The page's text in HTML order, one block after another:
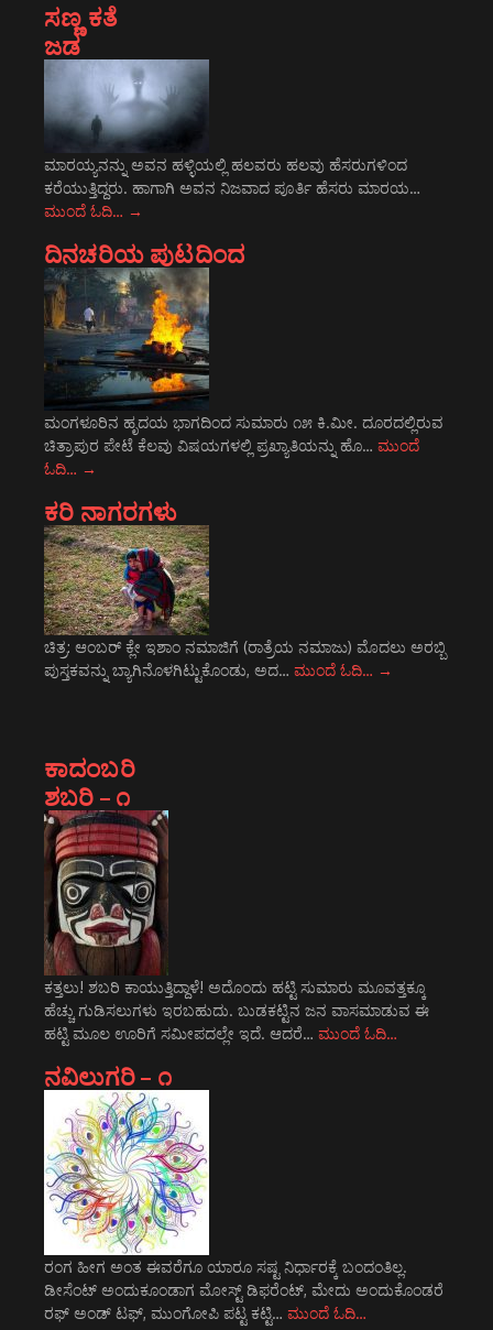
ಸಣ್ಣ ಕತೆ
ಜಡ
ಮಾರಯ್ಯನನ್ನು ಅವನ ಹಳ್ಳಿಯಲ್ಲಿ ಹಲವರು ಹಲವು ಹೆಸರುಗಳಿಂದ
ಕರೆಯುತ್ತಿದ್ದರು. ಹಾಗಾಗಿ ಅವನ ನಿಜವಾದ ಪೂರ್ತಿ ಹೆಸರು ಮಾರಯ…
ಮುಂದೆ ಓದಿ… →
ದಿನಚರಿಯ ಪುಟದಿಂದ
ಮಂಗಳೂರಿನ ಹೃದಯ ಭಾಗದಿಂದ ಸುಮಾರು ೧೫ ಕಿ.ಮೀ. ದೂರದಲ್ಲಿರುವ
ಚಿತ್ರಾಪುರ ಪೇಟೆ ಕೆಲವು ವಿಷಯಗಳಲ್ಲಿ ಪ್ರಖ್ಯಾತಿಯನ್ನು ಹೊ… ಮುಂದೆ
ಓದಿ… →
ಕರಿ ನಾಗರಗಳು
ಚಿತ್ರ: ಆಂಬರ್‍ ಕ್ಲೇ ಇಶಾಂ ನಮಾಜಿಗೆ (ರಾತ್ರೆಯ ನಮಾಜು) ಮೊದಲು ಅರಬ್ಬಿ
ಪುಸ್ತಕವನ್ನು ಬ್ಯಾಗಿನೊಳಗಿಟ್ಟುಕೊಂಡು, ಅದ… ಮುಂದೆ ಓದಿ… →
ಕಾದಂಬರಿ
ಶಬರಿ – ೧
ಕತ್ತಲು! ಶಬರಿ ಕಾಯುತ್ತಿದ್ದಾಳೆ! ಅದೊಂದು ಹಟ್ಟಿ ಸುಮಾರು ಮೂವತ್ತಕ್ಕೂ
ಹೆಚ್ಚು ಗುಡಿಸಲುಗಳು ಇರಬಹುದು. ಬುಡಕಟ್ಟಿನ ಜನ ವಾಸಮಾಡುವ ಈ
ಹಟ್ಟಿ ಮೂಲ ಊರಿಗೆ ಸಮೀಪದಲ್ಲೇ ಇದೆ. ಆದರೆ… ಮುಂದೆ ಓದಿ…
ನವಿಲುಗರಿ – ೧
ರಂಗ ಹೀಗ ಅಂತ ಈವರೆಗೂ ಯಾರೂ ಸಷ್ಟ ನಿರ್ಧಾರಕ್ಕೆ ಬಂದಂತಿಲ್ಲ.
ಡೀಸೆಂಟ್ ಅಂದುಕೂಂಡಾಗ ಮೋಸ್ಟ್‌ ಡಿಫರೆಂಟ್‌, ಮೇದು ಅಂದುಕೊಂಡರೆ
ರಫ್ ಅಂಡ್ ಟಫ್, ಮುಂಗೋಪಿ ಪಟ್ಟ ಕಟ್ಟಿ… ಮುಂದೆ ಓದಿ…